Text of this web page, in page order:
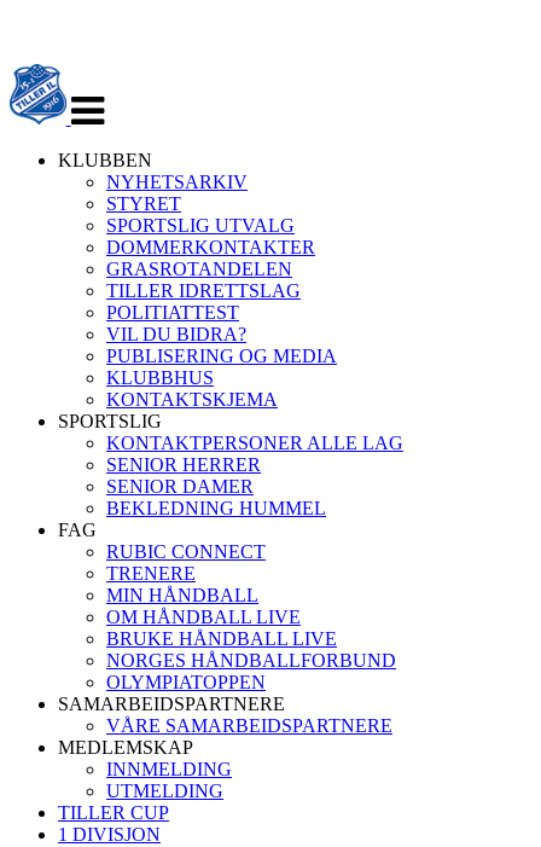
navigasjon
KLUBBEN
NYHETSARKIV
STYRET
SPORTSLIG UTVALG
DOMMERKONTAKTER
GRASROTANDELEN
TILLER IDRETTSLAG
POLITIATTEST
VIL DU BIDRA?
PUBLISERING OG MEDIA
KLUBBHUS
KONTAKTSKJEMA
SPORTSLIG
KONTAKTPERSONER ALLE LAG
SENIOR HERRER
SENIOR DAMER
BEKLEDNING HUMMEL
FAG
RUBIC CONNECT
TRENERE
MIN HÅNDBALL
OM HÅNDBALL LIVE
BRUKE HÅNDBALL LIVE
NORGES HÅNDBALLFORBUND
OLYMPIATOPPEN
SAMARBEIDSPARTNERE
VÅRE SAMARBEIDSPARTNERE
MEDLEMSKAP
INNMELDING
UTMELDING
TILLER CUP
1 DIVISJON